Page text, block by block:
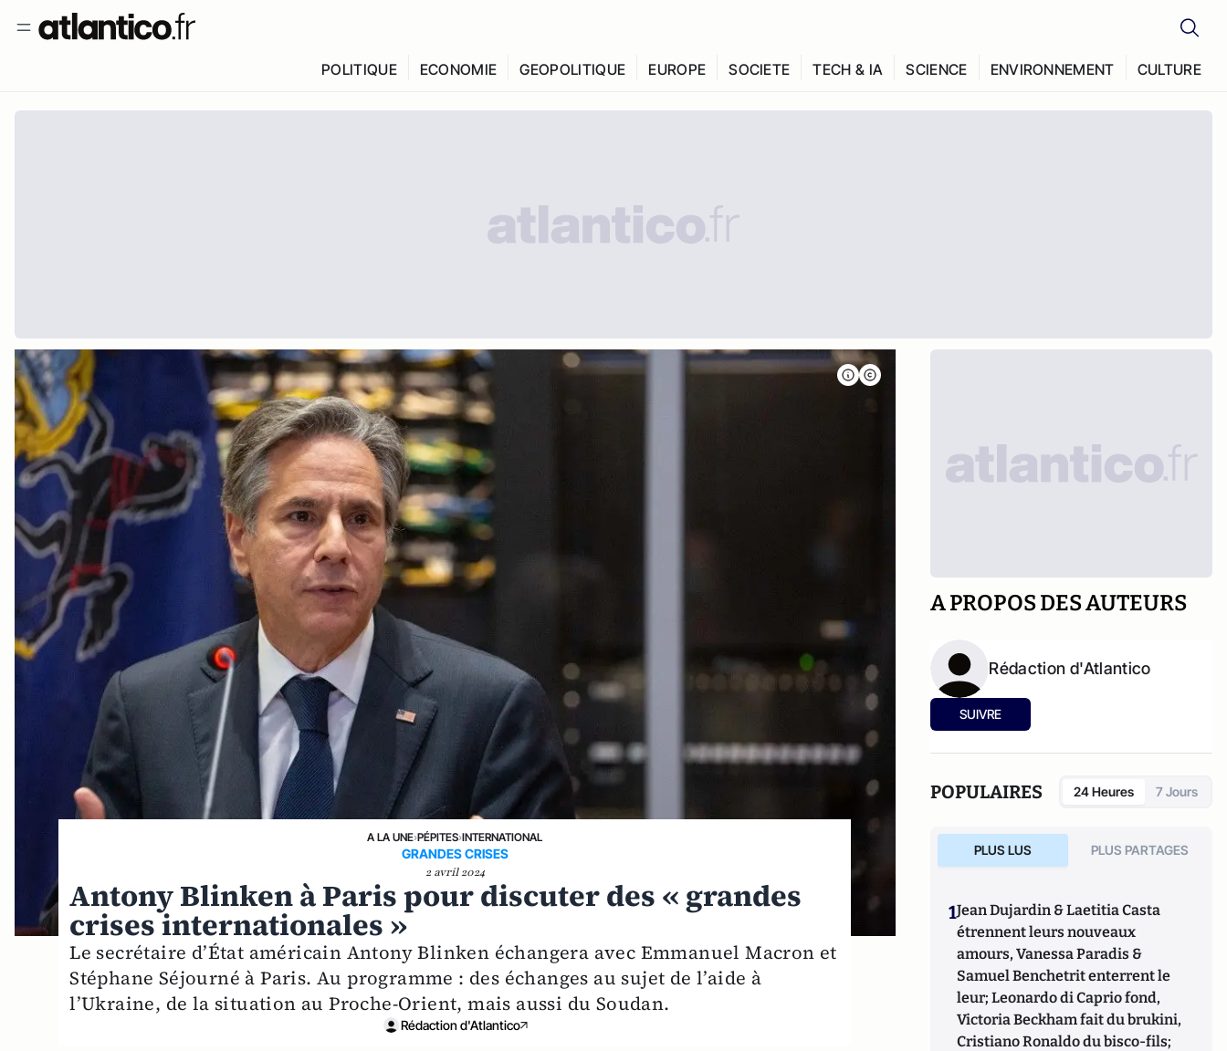
POLITIQUE ECONOMIE GEOPOLITIQUE EUROPE SOCIETE TECH & IA SCIENCE ENVIRONNEMENT CULTURE
A LA UNE›PÉPITES›INTERNATIONAL
GRANDES CRISES
2 avril 2024
Antony Blinken à Paris pour discuter des « grandes
crises internationales »
Le secrétaire d’État américain Antony Blinken échangera avec Emmanuel Macron et
Stéphane Séjourné à Paris. Au programme : des échanges au sujet de l’aide à
l’Ukraine, de la situation au Proche-Orient, mais aussi du Soudan.
Rédaction d'Atlantico
A PROPOS DES AUTEURS
Rédaction d'Atlantico
SUIVRE
POPULAIRES 24 Heures 7 Jours
PLUS LUS PLUS PARTAGES
1Jean Dujardin & Laetitia Casta
étrennent leurs nouveaux
amours, Vanessa Paradis &
Samuel Benchetrit enterrent le
leur; Leonardo di Caprio fond,
Victoria Beckham fait du brukini,
Cristiano Ronaldo du bisco-fils;